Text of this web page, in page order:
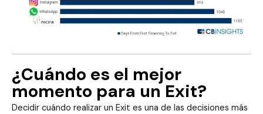
¿Cuándo es el mejor
momento para un Exit?
Decidir cuándo realizar un Exit es una de las decisiones más